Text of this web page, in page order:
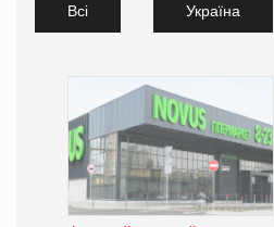
Всі Україна